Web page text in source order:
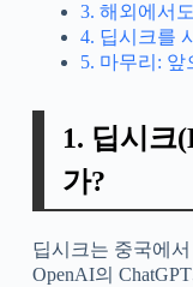
3. 해외에서
4. 딥시크를
5. 마무리: 앞
1. 딥시크
가?
딥시크는 중국에
OpenAI의